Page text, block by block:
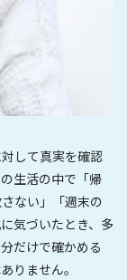
して真実を確認
生活の中で「帰
ない」「週末の
気づいたとき、多
だけで確かめる
りません。